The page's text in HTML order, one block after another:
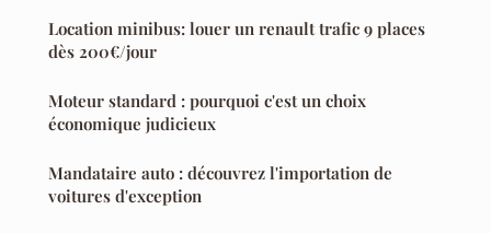
Location minibus: louer un renault trafic 9 places
dès 200€/jour
Moteur standard : pourquoi c'est un choix
économique judicieux
Mandataire auto : découvrez l'importation de
voitures d'exception